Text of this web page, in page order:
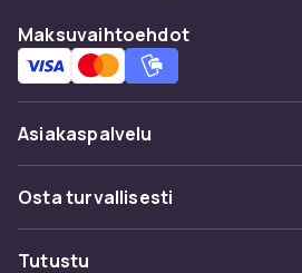
huulirajan ulkopuolelle.
pohjana ennen huulipunan tai
levittämistä saat
huomattavasti pidemmän
Näin valitset
Maksuvaihtoehdot
Asiakaspalvelu
Usein kysyttyä (UKK)
Seuraa pakettia
Osta turvallisesti
Maksuvaihtoehdot
Tutustu